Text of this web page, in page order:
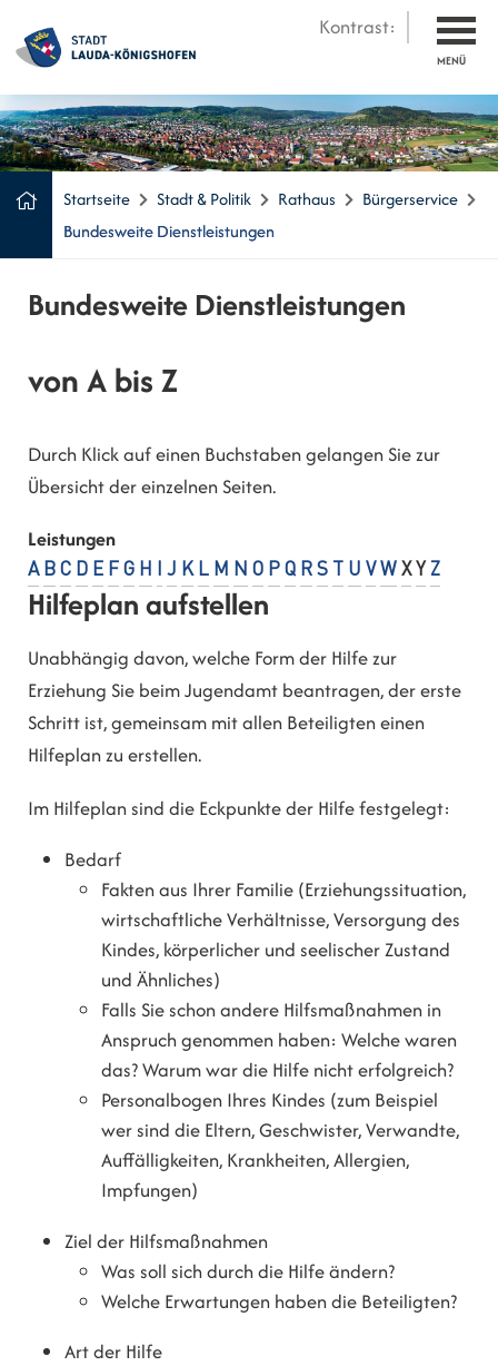
Kontrast:
MENÜ
Startseite Stadt & Politik Rathaus
Bürgerservice
Bundesweite Dienstleistungen
Bundesweite Dienstleistungen
von A bis Z
Durch Klick auf einen Buchstaben gelangen Sie zur
Übersicht der einzelnen Seiten.
Leistungen
A B C D E F G H J K L M N O P Q R S U V W X Y Z
Hilfeplan aufstellen
Unabhängig davon, welche Form der Hilfe zur
Erziehung Sie beim Jugendamt beantragen, der erste
Schritt ist, gemeinsam mit allen Beteiligten einen
Hilfeplan zu erstellen.
Im Hilfeplan sind die Eckpunkte der Hilfe festgelegt:
Bedarf
Fakten aus Ihrer Familie (Erziehungssituation,
wirtschaftliche Verhältnisse, Versorgung des
Kindes, körperlicher und seelischer Zustand
und Ähnliches)
Falls Sie schonandere Hilfsmaßnahmen in
Anspruch genommen haben: Welche waren
das? Warum war die Hilfe nicht erfolgreich?
Personalbogen Ihres Kindes (zum Beispiel
wer sind die Eltern, Geschwister, Verwandte,
Auffälligkeiten, Krankheiten, Allergien,
Impfungen)
Ziel der Hilfsmaßnahmen
Was soll sich durch die Hilfe ändern?
Welche Erwartungen haben die Beteiligten?
Art der Hilfe